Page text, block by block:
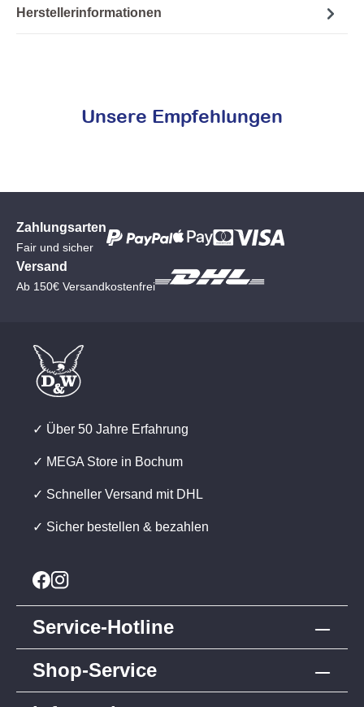
Herstellerinformationen
Unsere Empfehlungen
Zahlungsarten
Fair und sicher
Versand
Ab 150€ Versandkostenfrei
✓ Über 50 Jahre Erfahrung
✓ MEGA Store in Bochum
✓ Schneller Versand mit DHL
✓ Sicher bestellen & bezahlen
Service-Hotline
Shop-Service